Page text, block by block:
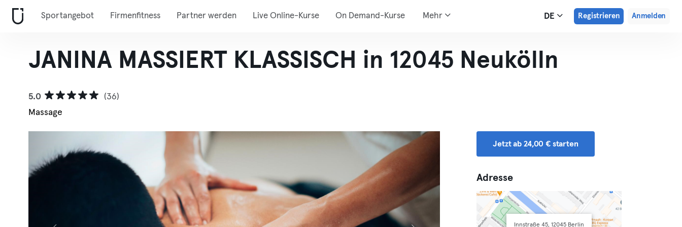
Sportangebot Firmenfitness Partner werden Live Online-Kurse On Demand-Kurse Mehr DE Registrieren Anmelden
JANINA MASSIERT KLASSISCH in 12045 Neukölln
5.0
(36)
Massage
Jetzt ab 24,00 € starten
Adresse
Innstraße 45, 12045 Berlin